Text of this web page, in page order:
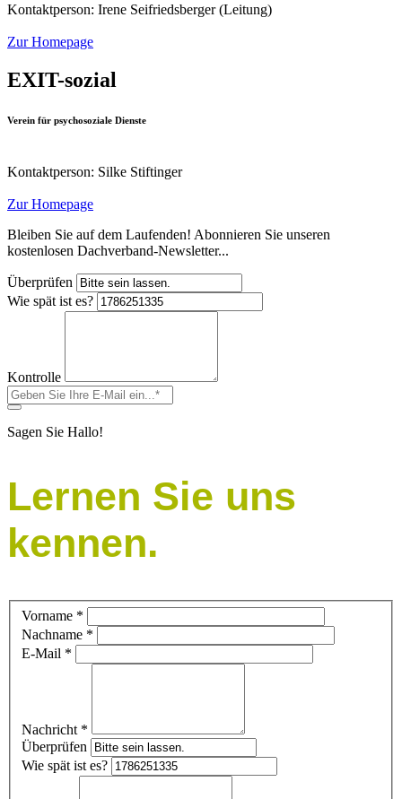
Kontaktperson: Irene Seifriedsberger (Leitung)
Zur Homepage
EXIT-sozial
Verein für psychosoziale Dienste
Kontaktperson: Silke Stiftinger
Zur Homepage
Bleiben Sie auf dem Laufenden! Abonnieren Sie unseren
kostenlosen Dachverband-Newsletter...
Überprüfen
Wie spät ist es?
Kontrolle
Sagen Sie Hallo!
Lernen Sie uns
kennen.
Vorname *
Nachname *
E-Mail *
Nachricht *
Überprüfen
Wie spät ist es?